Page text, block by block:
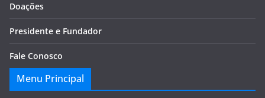
Doações
Presidente e Fundador
Fale Conosco
Menu Principal